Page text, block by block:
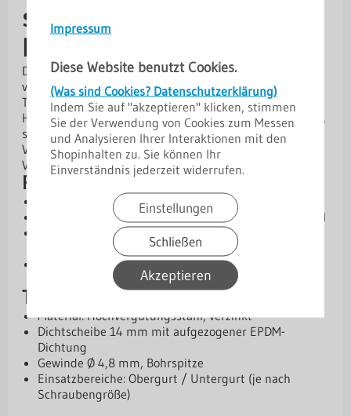
Impressum
Diese Website benutzt Cookies.
(Was sind Cookies? Datenschutzerklärung)
Indem Sie auf "akzeptieren" klicken, stimmen
Sie der Verwendung von Cookies zum Messen
und Analysieren Ihrer Interaktionen mit den
Shopinhalten zu. Sie können Ihr
Einverständnis jederzeit widerrufen.
Einstellungen
Schließen
Akzeptieren
selbstbohrend – sicher &
langlebig
Diese selbstbohrenden Schrauben aus hochvergütetem,
verzinktem Stahl sind ideal für die Befestigung von
Trapez- und Dachpfannenprofilen auf
Holzunterkonstruktionen. Sie ermöglichen eine schnelle,
saubere Montage und sorgen für eine dauerhafte
Verbindung. Je nach Größe eignen sie sich für die
Verschraubung im Obergurt oder Untergurt.
Produktvorteile
Selbstbohrend:Schnelle Montage ohne Vorbohren
Stabil & zuverlässig:Hochvergüteter, verzinkter Stahl
Vielseitig einsetzbar:Für Obergurt oder Untergurt –
je nach Schraubengröße
Dauerhafte Verbindung:Ideal für
Holzunterkonstruktionen
Technische Daten
Material: Hochvergütungsstahl, verzinkt
Dichtscheibe 14 mm mit aufgezogener EPDM-
Dichtung
Gewinde Ø 4,8 mm, Bohrspitze
Einsatzbereiche: Obergurt / Untergurt (je nach
Schraubengröße)